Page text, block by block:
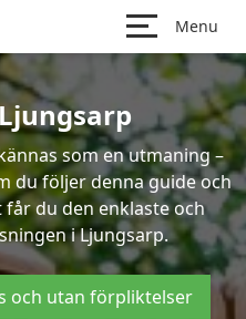
Menu
som en utmaning –
du följer denna guide och
du den enklaste och
i Ljungsarp.
och utan förpliktelser